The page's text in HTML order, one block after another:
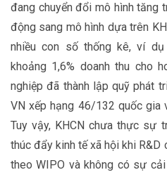
đang chuyển đổi mô hình tăng
động sang mô hình dựa trên
nhiều con số thống kê, ví
khoảng 1,6% doanh thu cho
nghiệp đã thành lập quỹ phát
VN xếp hạng 46/132 quốc gia
Tuy vậy, KHCN chưa thực sự
thúc đẩy kinh tế xã hội khi R&D
theo WIPO và không có sự